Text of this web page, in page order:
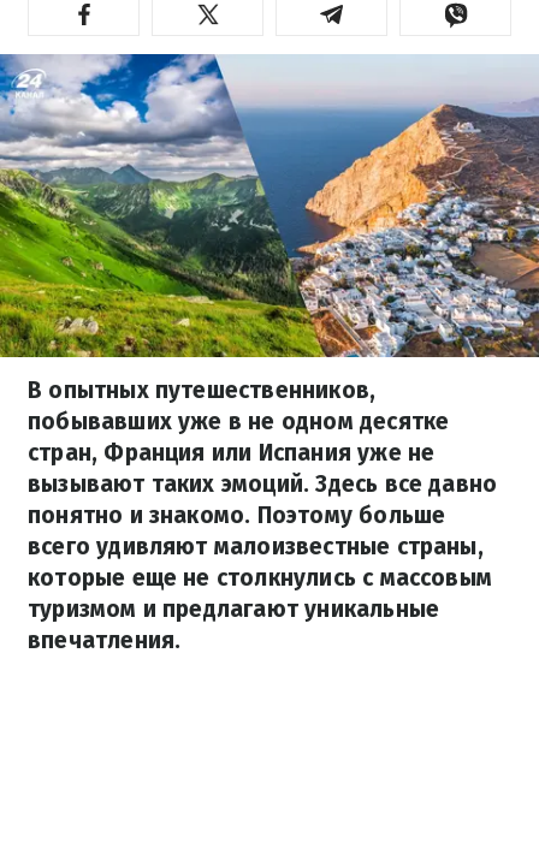
В опытных путешественников,
побывавших уже в не одном десятке
стран, Франция или Испания уже не
вызывают таких эмоций. Здесь все давно
понятно и знакомо. Поэтому больше
всего удивляют малоизвестные страны,
которые еще не столкнулись с массовым
туризмом и предлагают уникальные
впечатления.